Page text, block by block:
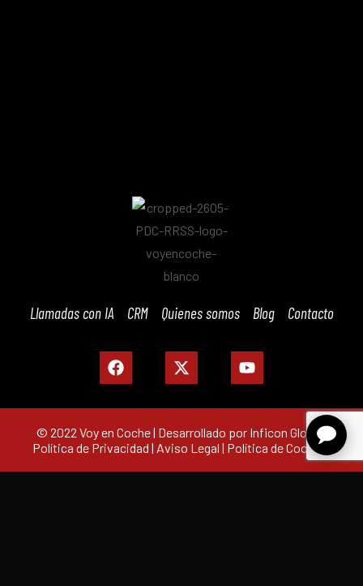
Llamadas con IA CRM Quienes somos Blog Contacto
© 2022 Voy en Coche | Desarrollado por Inficon Global |
Política de Privacidad | Aviso Legal | Política de Cookies